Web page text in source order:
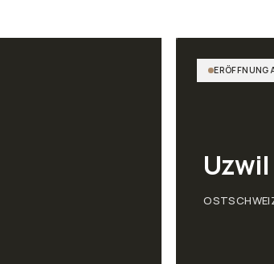
ERÖFFNUNG
Uzwil